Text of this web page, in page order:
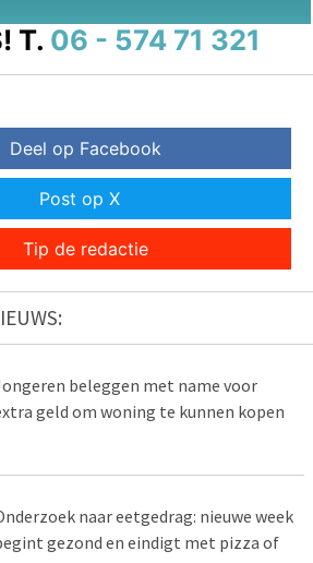
T. 06 - 574 71 321
Deel op Facebook
Post op X
Tip de redactie
beleggen met name voor
geld om woning te kunnen kopen
naar eetgedrag: nieuwe week
gezond en eindigt met pizza of